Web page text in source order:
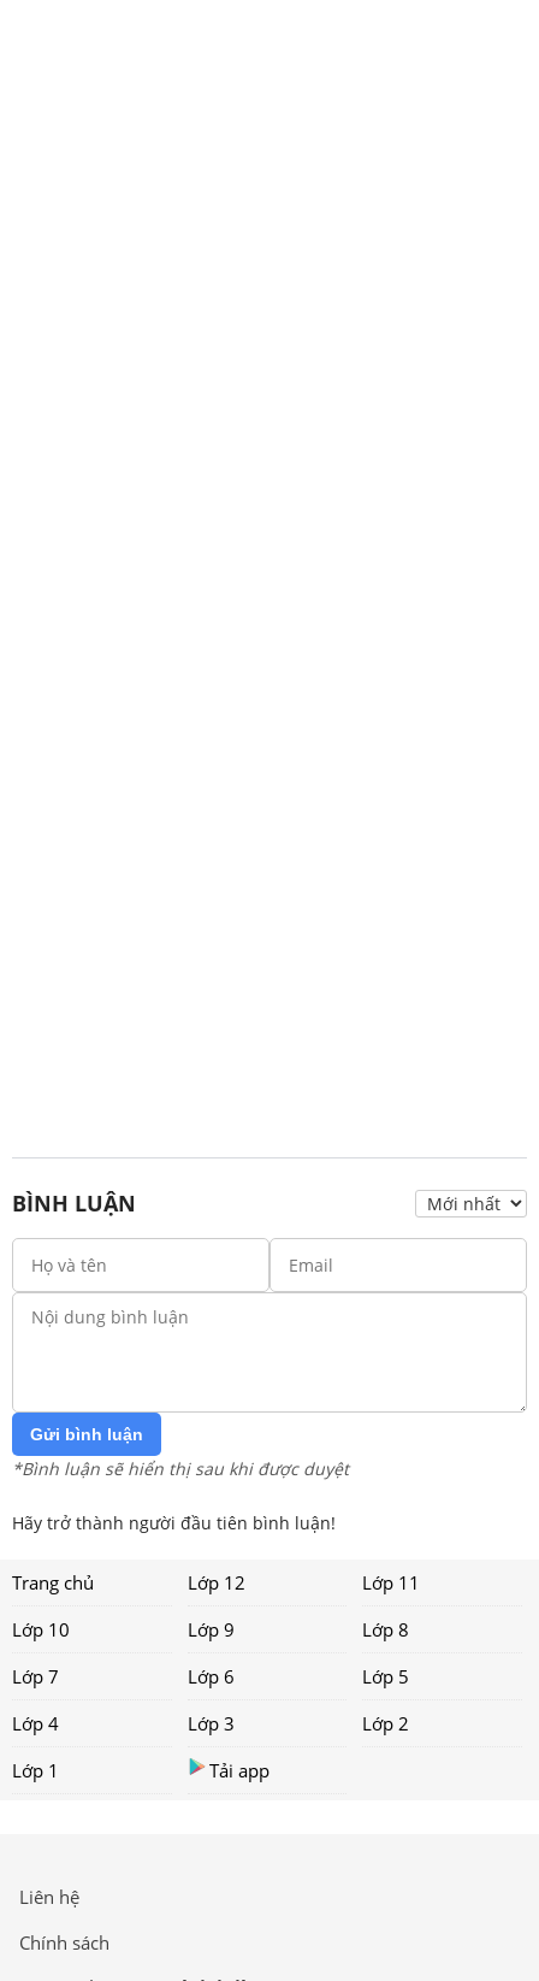
BÌNH LUẬN
Gửi bình luận
*Bình luận sẽ hiển thị sau khi được duyệt
Hãy trở thành người đầu tiên bình luận!
Trang chủ Lớp 12
Lớp 11
Lớp 10
Lớp 9
Lớp 8
Lớp 7
Lớp 6
Lớp 5
Lớp 4
Lớp 3
Lớp 2
Lớp 1
Tải app
Liên hệ
Chính sách